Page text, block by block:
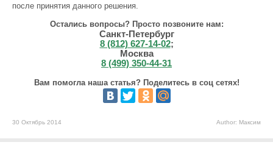
после принятия данного решения.
Остались вопросы? Просто позвоните нам:
Санкт-Петербург
8 (812) 627-14-02;
Москва
8 (499) 350-44-31
Вам помогла наша статья? Поделитесь в соц сетях!
30 Октябрь 2014 Author: Максим